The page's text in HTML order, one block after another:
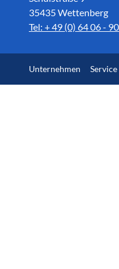
35435 Wettenberg
Tel: + 49 (0) 64 06 -
Unternehmen Service